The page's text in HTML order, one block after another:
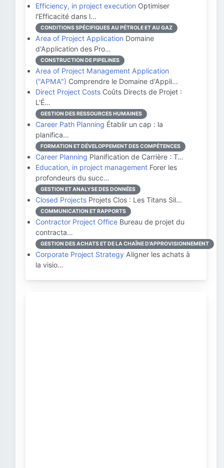
Efficiency, in project execution Optimiser
l'Efficacité dans l…
CONDITIONS SPÉCIFIQUES AU PÉTROLE ET AU GAZ
Area of Project Application Domaine
d'Application des Pro…
CONSTRUCTION DE PIPELINES
Area of Project Management Application
("APMA") Comprendre le Domaine d'Appli…
Direct Project Costs Coûts Directs de Projet :
L'É…
GESTION DES RESSOURCES HUMAINES
Career Path Planning Établir un cap : la
planifica…
FORMATION ET DÉVELOPPEMENT DES COMPÉTENCES
Career Planning Planification de Carrière : T…
Education, in project management Forer les
profondeurs du succ…
GESTION ET ANALYSE DES DONNÉES
Closed Projects Projets Clos : Les Titans Sil…
COMMUNICATION ET RAPPORTS
Contractor Project Office Bureau de projet du
contracta…
GESTION DES ACHATS ET DE LA CHAÎNE D'APPROVISIONNEMENT
Corporate Project Strategy Aligner les achats à
la visio…